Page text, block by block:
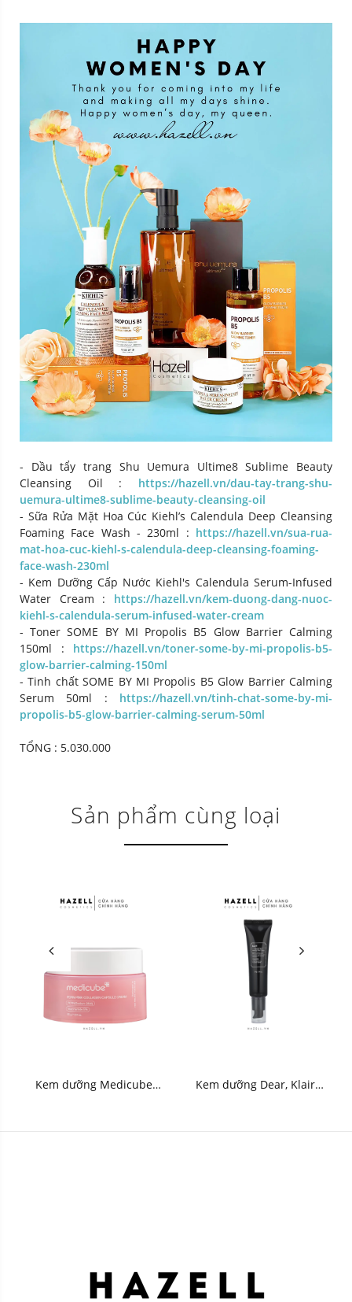
- Dầu tẩy trang Shu Uemura Ultime8 Sublime Beauty
Cleansing Oil : https://hazell.vn/dau-tay-trang-shu-
uemura-ultime8-sublime-beauty-cleansing-oil
- Sữa Rửa Mặt Hoa Cúc Kiehl’s Calendula Deep Cleansing
Foaming Face Wash - 230ml : https://hazell.vn/sua-rua-
mat-hoa-cuc-kiehl-s-calendula-deep-cleansing-foaming-
face-wash-230ml
- Kem Dưỡng Cấp Nước Kiehl's Calendula Serum-Infused
Water Cream : https://hazell.vn/kem-duong-dang-nuoc-
kiehl-s-calendula-serum-infused-water-cream
- Toner SOME BY MI Propolis B5 Glow Barrier Calming
150ml : https://hazell.vn/toner-some-by-mi-propolis-b5-
glow-barrier-calming-150ml
- Tinh chất SOME BY MI Propolis B5 Glow Barrier Calming
Serum 50ml : https://hazell.vn/tinh-chat-some-by-mi-
propolis-b5-glow-barrier-calming-serum-50ml
TỔNG : 5.030.000
Sản phẩm cùng loại
Kem dưỡng Medicube
Kem dưỡng Dear, Klairs